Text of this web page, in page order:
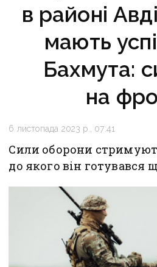
в районі
мають
Бахмута:
на
6 листопада 2023 р., 07:41
Сили оборони
до якого він готувався